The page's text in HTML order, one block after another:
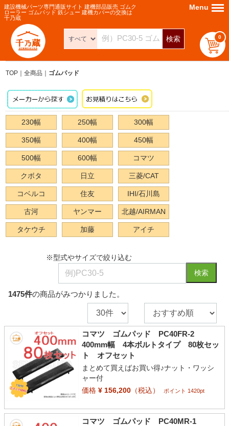
建設機械パーツ専門通販サイト 建機部品販売 ゴムク
ローラー ゴムパッド 鉄シュー 建機カバーの交換は
千乃蔵
検索 0
Menu Menu
TOP 全商品 ゴムパッド
230幅 250幅 300幅
350幅 400幅 450幅
500幅 600幅 コマツ
クボタ 日立 三菱/CAT
コベルコ 住友 IHI/石川島
古河 ヤンマー 北越/AIRMAN
タケウチ 加藤 アイチ
※型式やサイズで絞り込む
検索
1475件の商品がみつかりました。
コマツ ゴムパッド PC40FR-2
400mm幅 4本ボルトタイプ 80枚セッ
ト オフセット
まとめて買えばお買い得♪ナット・ワッシ
ャー付
価格¥ 156,200（税込） ポイント 1420pt
コマツ ゴムパッド PC40MR-1